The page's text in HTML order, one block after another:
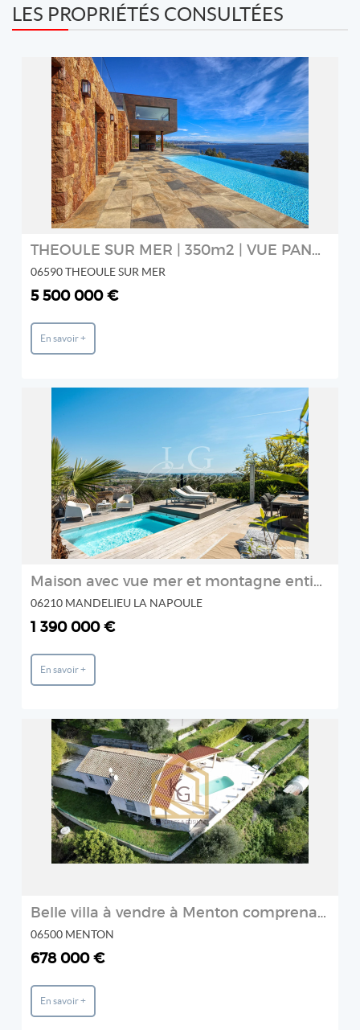
LES PROPRIÉTÉS CONSULTÉES
PLATINIUM REAL ESTATE
2
THEOULE SUR MER | 350m2 | VUE PANORAMIQUE MER | 7 CHAMBRES
06590 THEOULE SUR MER
5 500 000 €
En savoir +
Maison avec vue mer et montagne entièrement rénovée et commerces
06210 MANDELIEU LA NAPOULE
1 390 000 €
En savoir +
REF: W3515
K&G International Properties
Belle villa à vendre à Menton comprenant 3 chambres piscine et v
06500 MENTON
678 000 €
En savoir +